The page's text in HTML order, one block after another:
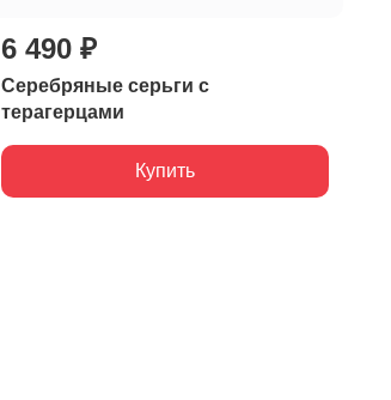
6 490 ₽
Серебряные серьги с
терагерцами
Купить